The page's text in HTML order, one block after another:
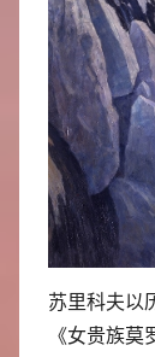
苏里科夫以
《女贵族